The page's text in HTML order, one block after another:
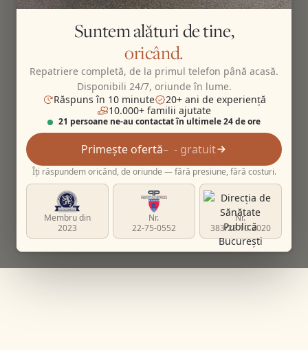
Suntem alături de tine,
oricând.
Repatriere completă, de la primul telefon până acasă.
Disponibili 24/7, oriunde în lume.
Răspuns în 10 minute
20+ ani de experiență
10.000+ familii ajutate
21 persoane ne-au contactat în ultimele 24 de ore
Primește ofertă - gratuit
Îți răspundem oricând, de oriunde — fără presiune, fără costuri.
Membru din
2023
Nr.
22-75-0552
Nr.
383/23.10.2020